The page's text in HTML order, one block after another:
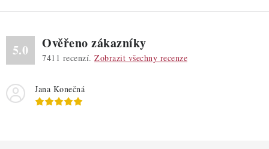
5.0 Ověřeno zákazníky
7411 recenzí. Zobrazit všechny recenze
Jana Konečná